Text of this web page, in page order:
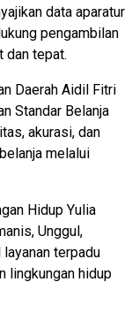
data aparatur
pengambilan
dan tepat.
Daerah Aidil Fitri
Standar Belanja
akurasi, dan
melalui
Hidup Yulia
Unggul,
terpadu
lingkungan hidup